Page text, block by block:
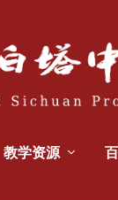
教学资源